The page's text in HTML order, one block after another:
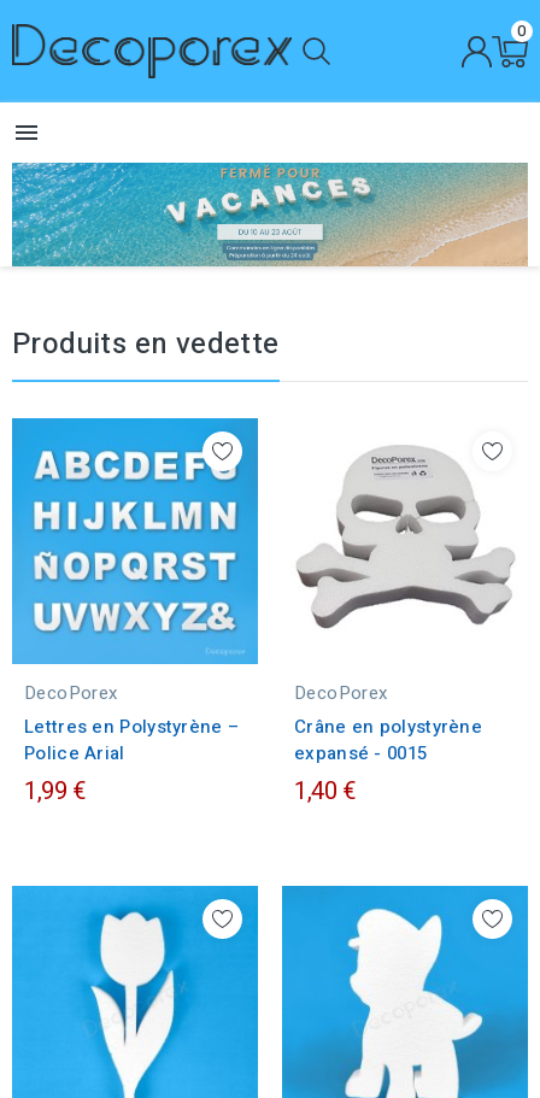
0

Produits en vedette
DecoPorex
Lettres en Polystyrène –
Police Arial
1,99 €
DecoPorex
Crâne en polystyrène
expansé - 0015
1,40 €